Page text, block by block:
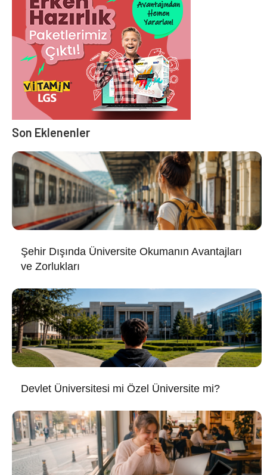
Son Eklenenler
Şehir Dışında Üniversite Okumanın Avantajları
ve Zorlukları
Devlet Üniversitesi mi Özel Üniversite mi?